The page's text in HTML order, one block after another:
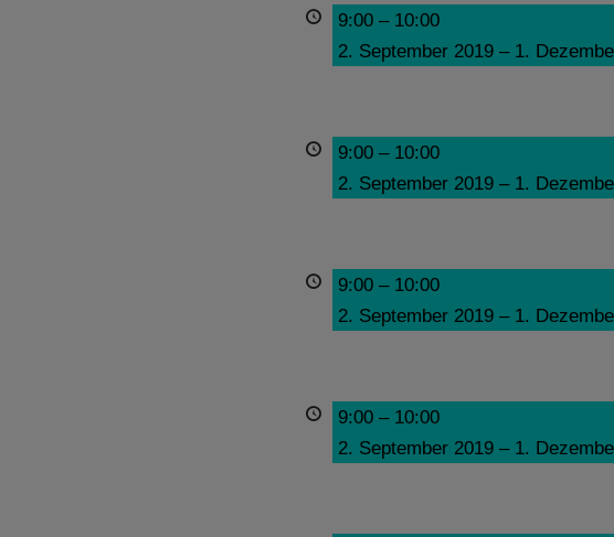
9:00 – 10:00
2. September 2019 – 1.
9:00 – 10:00
2. September 2019 – 1.
9:00 – 10:00
2. September 2019 – 1.
9:00 – 10:00
2. September 2019 – 1.